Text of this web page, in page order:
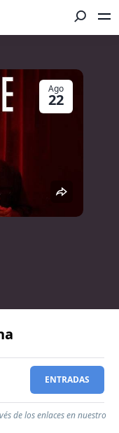
Ago
22
ENTRADAS
de los enlaces en nuestro